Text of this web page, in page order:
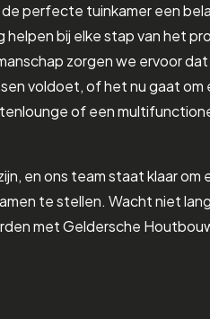
perfecte tuinkamer een
helpen bij elke stap van het
zorgen we ervoor
voldoet, of het nu gaat om
of een
en ons team staat klaar om
te stellen. Wacht niet
met Geldersche